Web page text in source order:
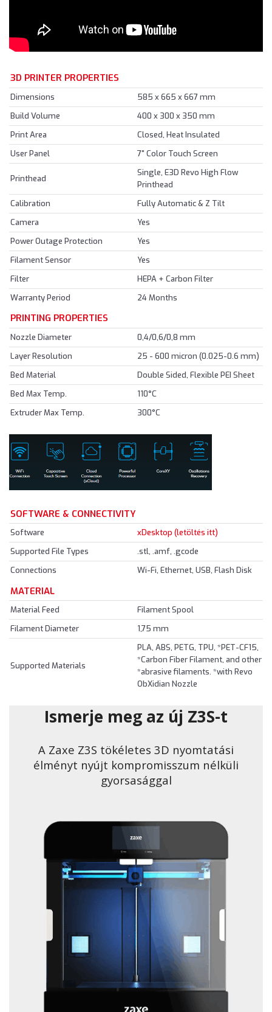
3D PRINTER PROPERTIES
Dimensions
585 x 665 x 667 mm
Build Volume
400 x 300 x 350 mm
Print Area
Closed, Heat Insulated
User Panel
7" Color Touch Screen
Printhead
Single, E3D Revo High Flow
Printhead
Calibration
Fully Automatic & Z Tilt
Camera
Yes
Power Outage Protection
Yes
Filament Sensor
Yes
Filter
HEPA + Carbon Filter
Warranty Period
24 Months
PRINTING PROPERTIES
Nozzle Diameter
0,4/0,6/0,8 mm
Layer Resolution
25 - 600 micron (0.025-0.6 mm)
Bed Material
Double Sided, Flexible PEI Sheet
Bed Max Temp.
110°C
Extruder Max Temp.
300°C
SOFTWARE & CONNECTIVITY
Software
xDesktop (letöltés itt)
Supported File Types
.stl, .amf, .gcode
Connections
Wi-Fi, Ethernet, USB, Flash Disk
MATERIAL
Material Feed
Filament Spool
Filament Diameter
1,75 mm
Supported Materials
PLA, ABS, PETG, TPU, *PET-CF15,
*Carbon Fiber Filament, and other
*abrasive filaments. *with Revo
ObXidian Nozzle